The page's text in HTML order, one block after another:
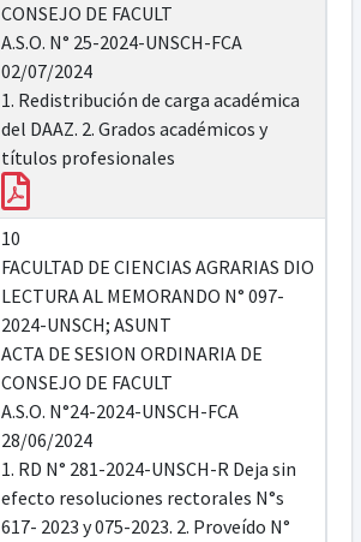
CONSEJO DE FACULT
A.S.O. N° 25-2024-UNSCH-FCA
02/07/2024
1. Redistribución de carga académica
del DAAZ. 2. Grados académicos y
títulos profesionales
10
FACULTAD DE CIENCIAS AGRARIAS DIO
LECTURA AL MEMORANDO N° 097-
2024-UNSCH; ASUNT
ACTA DE SESION ORDINARIA DE
CONSEJO DE FACULT
A.S.O. N°24-2024-UNSCH-FCA
28/06/2024
1. RD N° 281-2024-UNSCH-R Deja sin
efecto resoluciones rectorales N°s
617- 2023 y 075-2023. 2. Proveído N°